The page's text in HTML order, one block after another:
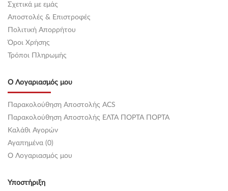
Σχετικά με εμάς
Αποστολές & Επιστροφές
Πολιτική Απορρήτου
Όροι Χρήσης
Τρόποι Πληρωμής
Ο Λογαριασμός μου
Παρακολούθηση Αποστολής ACS
Παρακολούθηση Αποστολής ΕΛΤΑ ΠΟΡΤΑ ΠΟΡΤΑ
Καλάθι Αγορών
Αγαπημένα (0)
O Λογαριασμός μου
Υποστήριξη